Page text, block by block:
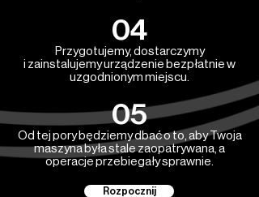
04
Przygotujemy, dostarczymy
i zainstalujemy urządzenie bezpłatnie w
uzgodnionym miejscu.
05
Od tej pory będziemy dbać o to, aby Twoja
maszyna była stale zaopatrywana, a
operacje przebiegały sprawnie.
Rozpocznij